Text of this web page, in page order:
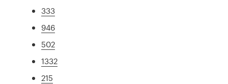
333
946
502
1332
215